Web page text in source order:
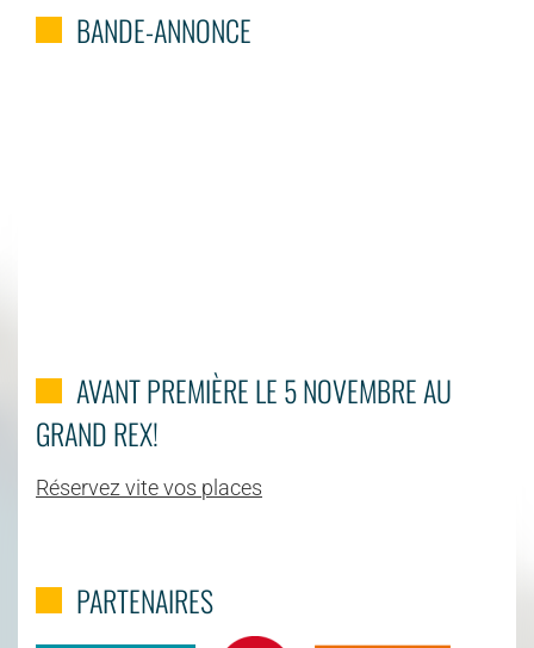
BANDE-ANNONCE
AVANT PREMIÈRE LE 5 NOVEMBRE AU
GRAND REX!
Réservez vite vos places
PARTENAIRES